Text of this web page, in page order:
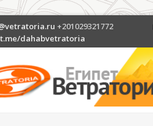
+201029321772
dahabvetratoria